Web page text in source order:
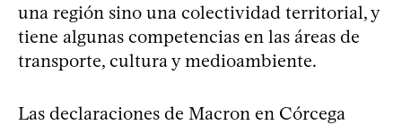
una región sino una colectividad territorial, y
tiene algunas competencias en las áreas de
transporte, cultura y medioambiente.
Las declaraciones de Macron en Córcega